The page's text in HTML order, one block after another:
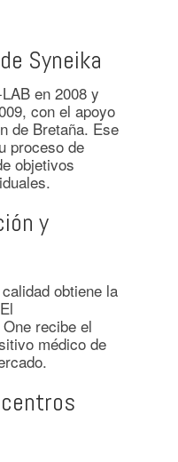
Syneika
en 2008 y
con el apoyo
de Bretaña. Ese
proceso de
objetivos
y
obtiene la
recibe el
médico de